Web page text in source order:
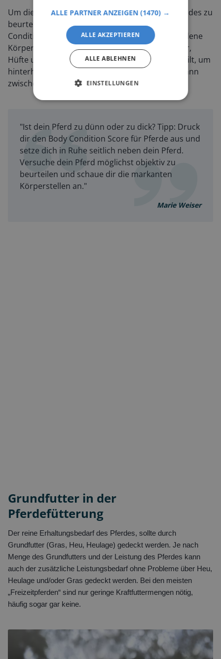
Um die momentane Körperkonstitution des Pferdes zu
beurteilen, kann man den sogenannten Body
Condition Score anwenden. Es werden verschiedene
Körperregionen, wie z.B. Mähnenkamm, Schulter,
Hüfte und Schweifansatz, betrachtet und beurteilt, um
hinterher einen finalen Score zu erhalten, der dann
zwischen sehr mager bis sehr fett liegt.
"Ist dein Pferd zu dünn oder zu dick? Tipp: Druck
dir den Body Condition Score für Pferde aus und
setze dich in Ruhe seitlich neben dein Pferd.
Versuche dein Pferd möglichst objektiv zu
beurteilen und schaue dir die markanten
Körperstellen an."
Marie Weiser
Grundfutter in der
Pferdefütterung
Der reine Erhaltungsbedarf des Pferdes, sollte durch
Grundfutter (Gras, Heu, Heulage) gedeckt werden. Je nach
Menge des Grundfutters und der Leistung des Pferdes kann
auch der zusätzliche Leistungsbedarf ohne Probleme über Heu,
Heulage und/oder Gras gedeckt werden. Bei den meisten
„Freizeitpferden“ sind nur geringe Kraftfuttermengen nötig,
häufig sogar gar keine.
ALLE PARTNER ANZEIGEN(1470) →
ALLE AKZEPTIEREN
ALLE ABLEHNEN
EINSTELLUNGEN